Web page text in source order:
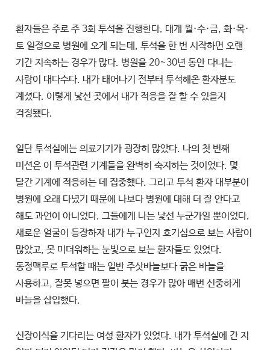
환자들은 주로 주 3회 투석을 진행한다. 대개 월·수·금, 화·목·
토 일정으로 병원에 오게 되는데, 투석을 한 번 시작하면 오랜
기간 지속하는 경우가 많다. 병원을 20~30년 동안 다니는
사람이 대다수다. 내가 태어나기 전부터 투석해온 환자분도
계셨다. 이렇게 낯선 곳에서 내가 적응을 잘 할 수 있을지
걱정됐다.
일단 투석실에는 의료기기가 굉장히 많았다. 나의 첫 번째
미션은 이 투석관련 기계들을 완벽히 숙지하는 것이었다. 몇
달간 기계에 적응하는 데 집중했다. 그리고 투석 환자 대부분이
병원에 오래 다녔기 때문에 나보다 병원에 대해 더 잘 안다고
해도 과언이 아니었다. 그들에게 나는 낯선 누군가일 뿐이었다.
새로운 얼굴이 등장하자 내가 누구인지 호기심으로 보는 사람이
많았고, 못 미더워하는 눈빛으로 보는 환자들도 있었다.
동정맥루로 투석할 때는 일반 주삿바늘보다 굵은 바늘을
사용하고, 잘못 넣으면 팔이 붓는 경우가 많아 매번 신중하게
바늘을 삽입했다.
신장이식을 기다리는 여성 환자가 있었다. 내가 투석실에 간 지